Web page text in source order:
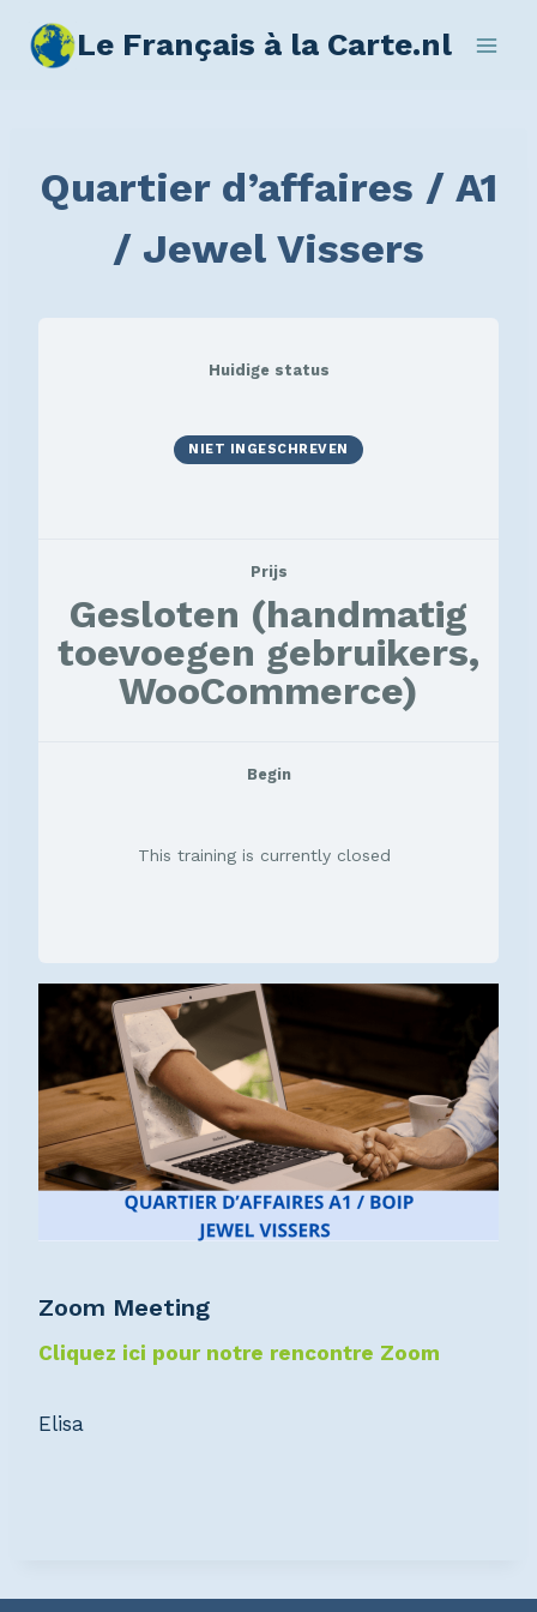
Le Français à la Carte.nl
Quartier d’affaires / A1
/ Jewel Vissers
Huidige status
NIET INGESCHREVEN
Prijs
Gesloten (handmatig
toevoegen gebruikers,
WooCommerce)
Begin
This training is currently closed
Zoom Meeting
Cliquez ici pour notre rencontre Zoom
Elisa